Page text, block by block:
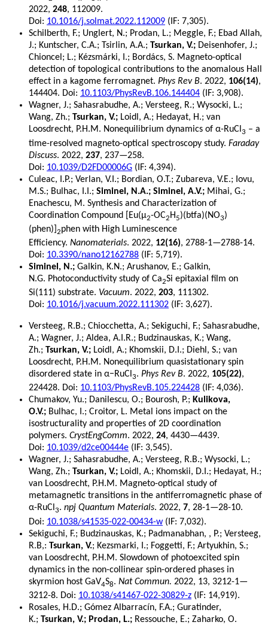
2022, 248, 112009.
Doi: 10.1016/j.solmat.2022.112009 (IF: 7,305).
Schilberth, F.; Unglert, N.; Prodan, L.; Meggle, F.; Ebad Allah,
J.; Kuntscher, C.A.; Tsirlin, A.A.; Tsurkan, V.; Deisenhofer, J.;
Chioncel; L.; Kézsmárki, I.; Bordács, S. Magneto-optical
detection of topological contributions to the anomalous Hall
effect in a kagome ferromagnet. Phys Rev B. 2022, 106(14),
144404. Doi: 10.1103/PhysRevB.106.144404 (IF: 3,908).
Wagner, J.; Sahasrabudhe, A.; Versteeg, R.; Wysocki, L.;
Wang, Zh.; Tsurkan, V.; Loidl, A.; Hedayat, H.; van
Loosdrecht, P.H.M. Nonequilibrium dynamics of α-RuCl3 – a
time-resolved magneto-optical spectroscopy study. Faraday
Discuss. 2022, 237, 237—258.
Doi: 10.1039/D2FD00006G (IF: 4,394).
Culeac, I.P.; Verlan, V.I.; Bordian, O.T.; Zubareva, V.E.; Iovu,
M.S.; Bulhac, I.I.; Siminel, N.A.; Siminel, A.V.; Mihai, G.;
Enachescu, M. Synthesis and Characterization of
Coordination Compound [Eu(µ2-OC2 H5)(btfa)(NO3)
(phen)] 2phen with High Luminescence
Efficiency. Nanomaterials. 2022, 12(16), 2788-1—2788-14.
Doi: 10.3390/nano12162788 (IF: 5,719).
Siminel, N.; Galkin, K.N.; Arushanov, E.; Galkin,
N.G. Photoconductivity study of Ca2Si epitaxial film on
Si(111) substrate. Vacuum. 2022, 203, 111302.
Doi: 10.1016/j.vacuum.2022.111302 (IF: 3,627).
Versteeg, R.B.; Chiocchetta, A.; Sekiguchi, F.; Sahasrabudhe,
A.; Wagner, J.; Aldea, A.I.R.; Budzinauskas, K.; Wang,
Zh.; Tsurkan, V.; Loidl, A.; Khomskii, D.I.; Diehl, S.; van
Loosdrecht, P.H.M. Nonequilibrium quasistationary spin
disordered state in α−RuCl 3. Phys Rev B. 2022, 105(22),
224428. Doi: 10.1103/PhysRevB.105.224428 (IF: 4,036).
Chumakov, Yu.; Danilescu, O.; Bourosh, P.; Kulikova,
O.V.; Bulhac, I.; Croitor, L. Metal ions impact on the
isostructurality and properties of 2D coordination
polymers. CrystEngComm. 2022, 24, 4430—4439.
Doi: 10.1039/d2ce00444e (IF: 3,545).
Wagner, J.; Sahasrabudhe, A.; Versteeg, R.B.; Wysocki, L.;
Wang, Zh.; Tsurkan, V.; Loidl, A.; Khomskii, D.I.; Hedayat, H.;
van Loosdrecht, P.H.M. Magneto-optical study of
metamagnetic transitions in the antiferromagnetic phase of
α-RuCl3. npj Quantum Materials. 2022, 7, 28-1—28-10.
Doi: 10.1038/s41535-022-00434-w(IF: 7,032).
Sekiguchi, F.; Budzinauskas, K.; Padmanabhan, , P.; Versteeg,
R.B,: Tsurkan, V.; Kezsmarki, I.; Foggetti, F.; Artyukhin, S.;
van Loosdrecht, P.H.M. Slowdown of photoexcited spin
dynamics in the non-collinear spin-ordered phases in
skyrmion host GaV4S8. Nat Commun. 2022, 13, 3212-1—
3212-8. Doi: 10.1038/s41467-022-30829-z (IF: 14,919).
Rosales, H.D.; Gómez Albarracín, F.A.; Guratinder,
K.; Tsurkan, V.; Prodan, L.; Ressouche, E.; Zaharko, O.